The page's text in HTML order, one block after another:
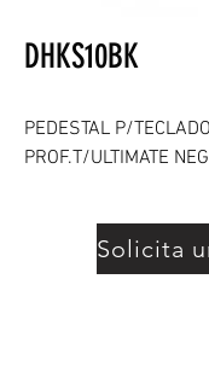
DHKS10BK
PEDESTAL P/
PROF.T/ULTIMATE